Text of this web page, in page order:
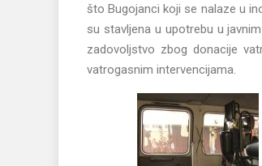
što Bugojanci koji se nalaze u
su stavljena u upotrebu u
zadovoljstvo zbog donacije
vatrogasnim intervencijama.